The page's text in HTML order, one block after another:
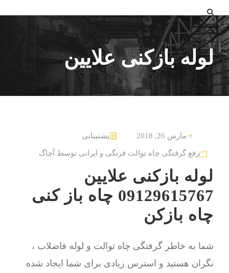
لوله بازکنی علایین
مارس 26, 2018 پشتیبانی
رفع گرفتگی چاه توالت فرنگی و ایرانی توسط آچاگ
لوله بازکنی علایین
09129615767 چاه باز کنی
چاه بازکن
شما به خاطر گرفتگی چاه توالت و لوله فاضلاب ،
نگران هستید و استرس زیادی برای شما ایجاد شده